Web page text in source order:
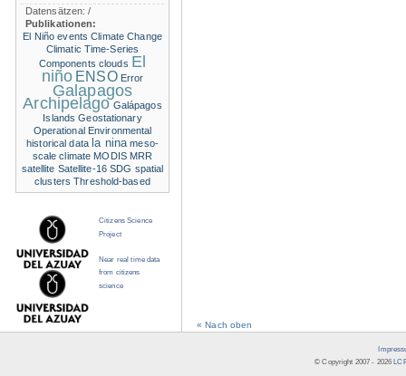
« Nach oben
Datensätzen:/
Publikationen:
El Niño events Climate Change
Climatic Time-Series
Components clouds El
niño ENSO Error
Galapagos
Archipelago Galápagos
Islands Geostationary
Operational Environmental
historical data la nina meso-
scale climate MODIS MRR
satellite Satellite-16 SDG spatial
clusters Threshold-based
Citizens Science
Project
Near real time data
from citizens
science
© Copyright 2007 - 2026